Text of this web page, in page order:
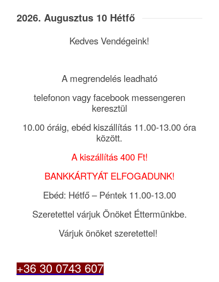
2026. Augusztus 10 Hétfő
Kedves Vendégeink!
A megrendelés leadható
telefonon vagy facebook messengeren
keresztül
10.00 óráig, ebéd kiszállítás 11.00-13.00 óra
között.
A kiszállítás 400 Ft!
BANKKÁRTYÁT ELFOGADUNK!
Ebéd: Hétfő – Péntek 11.00-13.00
Szeretettel várjuk Önöket Éttermünkbe.
Várjuk önöket szeretettel!
+36 30 0743 607